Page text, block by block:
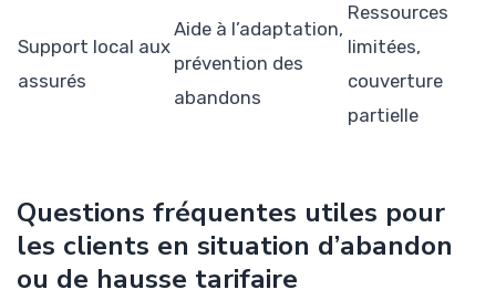
Support local aux
assurés
Aide à l’adaptation,
prévention des
abandons
Ressources
limitées,
couverture
partielle
Questions fréquentes utiles pour
les clients en situation d’abandon
ou de hausse tarifaire